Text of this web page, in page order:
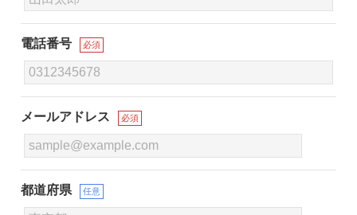
電話番号 必須
メールアドレス 必須
都道府県 任意